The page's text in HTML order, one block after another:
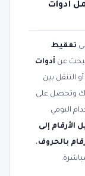
أدوات
تفقيط
عن أدوات
التنقل بين
وتحصل على
اليومي
الأرقام إلى
بالحروف،